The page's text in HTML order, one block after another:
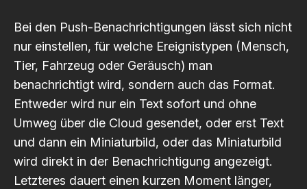
Bei den Push-Benachrichtigungen lässt sich nicht
nur einstellen, für welche Ereignistypen (Mensch,
Tier, Fahrzeug oder Geräusch) man
benachrichtigt wird, sondern auch das Format.
Entweder wird nur ein Text sofort und ohne
Umweg über die Cloud gesendet, oder erst Text
und dann ein Miniaturbild, oder das Miniaturbild
wird direkt in der Benachrichtigung angezeigt.
Letzteres dauert einen kurzen Moment länger,